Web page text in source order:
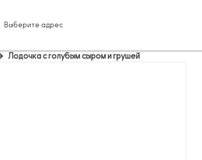
Выберите адрес
Лодочка с голубым сыром и грушей